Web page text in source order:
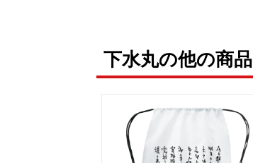
下水丸の他の商品